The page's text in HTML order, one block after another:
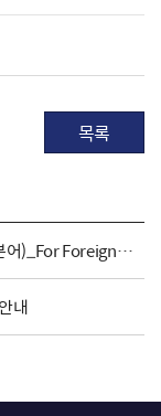
목록
셀프 참배 음성(영어, 중국어, 일본어)_For Foreigners
내